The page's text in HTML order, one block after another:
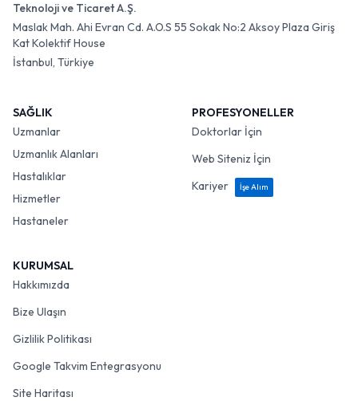
Teknoloji ve Ticaret A.Ş.
Maslak Mah. Ahi Evran Cd. A.O.S 55 Sokak No:2 Aksoy Plaza Giriş
Kat Kolektif House
İstanbul, Türkiye
SAĞLIK
Uzmanlar
Uzmanlık Alanları
Hastalıklar
Hizmetler
Hastaneler
PROFESYONELLER
Doktorlar İçin
Web Siteniz İçin
Kariyer
İşe Alım
KURUMSAL
Hakkımızda
Bize Ulaşın
Gizlilik Politikası
Google Takvim Entegrasyonu
Site Haritası